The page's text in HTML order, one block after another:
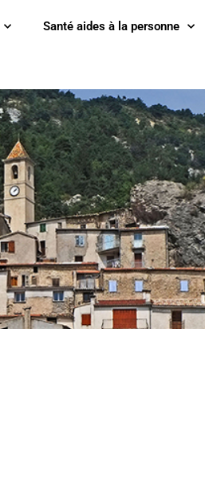
Santé aides à la personne